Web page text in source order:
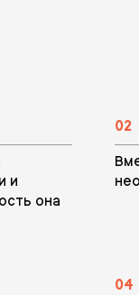
и
она
02
04